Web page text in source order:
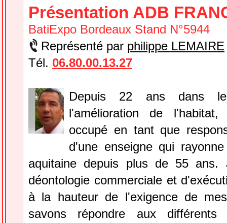
Présentation ADB
BatiExpo Bordeaux Stand N°5944
Représenté par philippe LEMAIRE
Tél. 06.80.00.13.27
Depuis 22 ans dans
l'amélioration de l'habitat,
occupé en tant que
d'une enseigne qui
aquitaine depuis plus de 55 ans.
déontologie commerciale et
à la hauteur de l'exigence de
savons répondre aux différents